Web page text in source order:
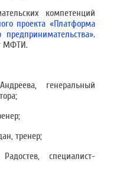
компетенций
проекта «Платформа
предпринимательства».
МФТИ.
генеральный
тренер;
специалист-